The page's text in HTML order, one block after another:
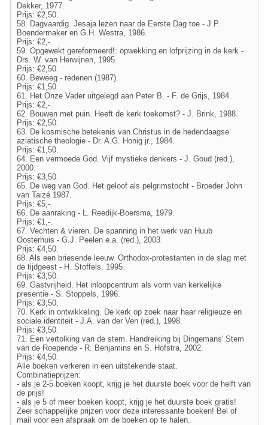
Dekker, 1977.
Prijs: €2,50.
58. Dagvaardig. Jesaja lezen naar de Eerste Dag toe - J.P.
Boendermaker en G.H. Westra, 1986.
Prijs: €2,-.
59. Opgewekt gereformeerd!: opwekking en lofprijzing in de kerk -
Drs. W. van Herwijnen, 1995.
Prijs: €2,50.
60. Beweeg - redenen (1987).
Prijs: €1,50.
61. Het Onze Vader uitgelegd aan Peter B. - F. de Grijs, 1984.
Prijs: €2,-.
62. Bouwen met puin. Heeft de kerk toekomst? - J. Brink, 1988.
Prijs: €2,50.
63. De kosmische betekenis van Christus in de hedendaagse
aziatische theologie - Dr. A.G. Honig jr., 1984.
Prijs: €1,50.
64. Een vermoede God. Vijf mystieke denkers - J. Goud (red.),
2000.
Prijs: €3,50.
65. De weg van God. Het geloof als pelgrimstocht - Broeder John
van Taizé 1987.
Prijs: €5,-.
66. De aanraking - L. Reedijk-Boersma, 1979.
Prijs: €1,-.
67. Vechten & vieren. De spanning in het werk van Huub
Oosterhuis - G.J. Peelen e.a. (red.), 2003.
Prijs: €4,50.
68. Als een briesende leeuw. Orthodox-protestanten in de slag met
de tijdgeest - H. Stoffels, 1995.
Prijs: €3,50.
69. Gastvrijheid. Het inloopcentrum als vorm van kerkelijke
presentie - S. Stoppels, 1996.
Prijs: €3,50.
70. Kerk in ontwikkeling. De kerk op zoek naar haar religieuze en
sociale identiteit - J.A. van der Ven (red.), 1998.
Prijs: €3,50.
71. Een vertolking van de stem. Handreiking bij Dingemans' Stem
van de Roepende - R. Benjamins en S. Hofstra, 2002.
Prijs: €4,50.
Alle boeken verkeren in een uitstekende staat.
Combinatieprijzen:
- als je 2-5 boeken koopt, krijg je het duurste boek voor de helft van
de prijs!
- als je 5 of meer boeken koopt, krijg je het duurste boek gratis!
Zeer schappelijke prijzen voor deze interessante boeken! Bel of
mail voor een afspraak om de boeken op te halen.